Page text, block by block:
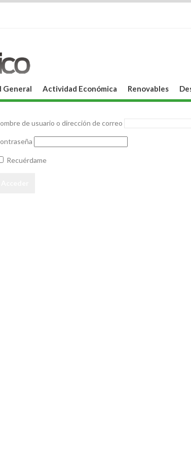
General Actividad Económica Renovables
de usuario o dirección de correo
Recuérdame